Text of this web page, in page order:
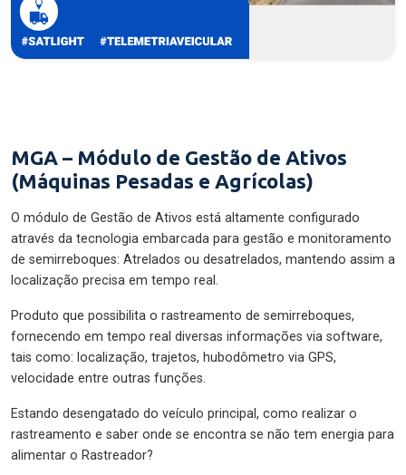
MGA – Módulo de Gestão de Ativos
(Máquinas Pesadas e Agrícolas)
O módulo de Gestão de Ativos está altamente configurado
através da tecnologia embarcada para gestão e monitoramento
de semirreboques: Atrelados ou desatrelados, mantendo assim a
localização precisa em tempo real.
Produto que possibilita o rastreamento de semirreboques,
fornecendo em tempo real diversas informações via software,
tais como: localização, trajetos, hubodômetro via GPS,
velocidade entre outras funções.
Estando desengatado do veículo principal, como realizar o
rastreamento e saber onde se encontra se não tem energia para
alimentar o Rastreador?